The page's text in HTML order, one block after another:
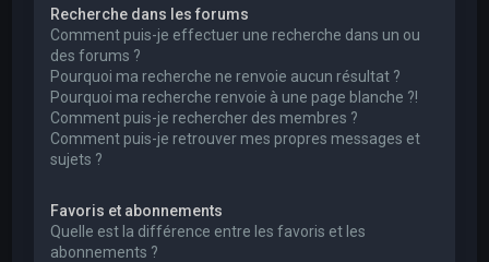
Recherche dans les forums
Comment puis-je effectuer une recherche dans un ou
des forums ?
Pourquoi ma recherche ne renvoie aucun résultat ?
Pourquoi ma recherche renvoie à une page blanche ?!
Comment puis-je rechercher des membres ?
Comment puis-je retrouver mes propres messages et
sujets ?
Favoris et abonnements
Quelle est la différence entre les favoris et les
abonnements ?